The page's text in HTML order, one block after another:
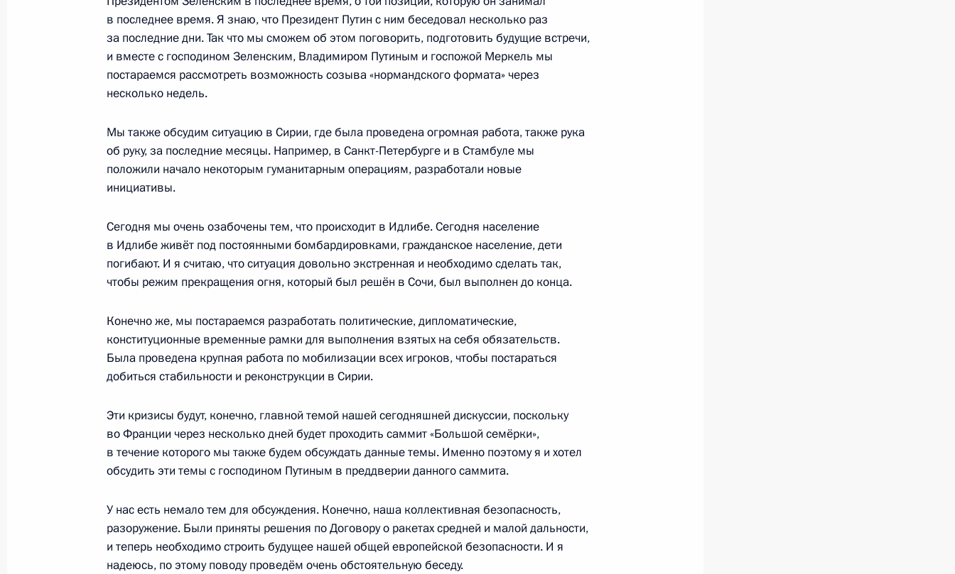
Хамадом Аль Тани
15 августа 2019 года, 13:20
Поздравление руководству Индии с Днём независимости
15 августа 2019 года, 10:00
14 августа 2019 года, среда
Встреча с главой ВТБ Андреем Костиным
14 августа 2019 года, 14:20 Москва, Кремль
визитом
14 августа 2019 года, 13:00
Поздравление руководству Пакистана с Днём независимости
14 августа 2019 года, 10:00
13 августа 2019 года, вторник
Открытие III Международного фестиваля оперы и балета
«Херсонес»
в последнее время. Я знаю, что Президент Путин с ним беседовал несколько раз
за последние дни. Так что мы сможем об этом поговорить, подготовить будущие встречи,
и вместе с господином Зеленским, Владимиром Путиным и госпожой Меркель мы
постараемся рассмотреть возможность созыва «нормандского формата» через
несколько недель.
Мы также обсудим ситуацию в Сирии, где была проведена огромная работа, также рука
об руку, за последние месяцы. Например, в Санкт-Петербурге и в Стамбуле мы
положили начало некоторым гуманитарным операциям, разработали новые
инициативы.
Сегодня мы очень озабочены тем, что происходит в Идлибе. Сегодня население
в Идлибе живёт под постоянными бомбардировками, гражданское население, дети
погибают. И я считаю, что ситуация довольно экстренная и необходимо сделать так,
чтобы режим прекращения огня, который был решён в Сочи, был выполнен до конца.
Конечно же, мы постараемся разработать политические, дипломатические,
конституционные временные рамки для выполнения взятых на себя обязательств.
Была проведена крупная работа по мобилизации всех игроков, чтобы постараться
добиться стабильности и реконструкции в Сирии.
Эти кризисы будут, конечно, главной темой нашей сегодняшней дискуссии, поскольку
во Франции через несколько дней будет проходить саммит «Большой семёрки»,
в течение которого мы также будем обсуждать данные темы. Именно поэтому я и хотел
обсудить эти темы с господином Путиным в преддверии данного саммита.
У нас есть немало тем для обсуждения. Конечно, наша коллективная безопасность,
разоружение. Были приняты решения по Договору о ракетах средней и малой дальности,
и теперь необходимо строить будущее нашей общей европейской безопасности. И я
надеюсь, по этому поводу проведём очень обстоятельную беседу.